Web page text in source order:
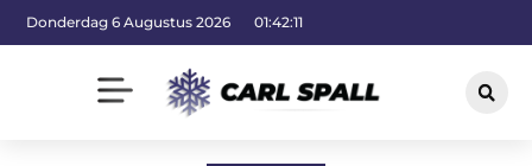
Donderdag 6 Augustus 2026 01:42:12